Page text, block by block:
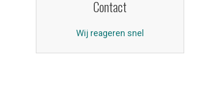
Contact
Wij reageren snel